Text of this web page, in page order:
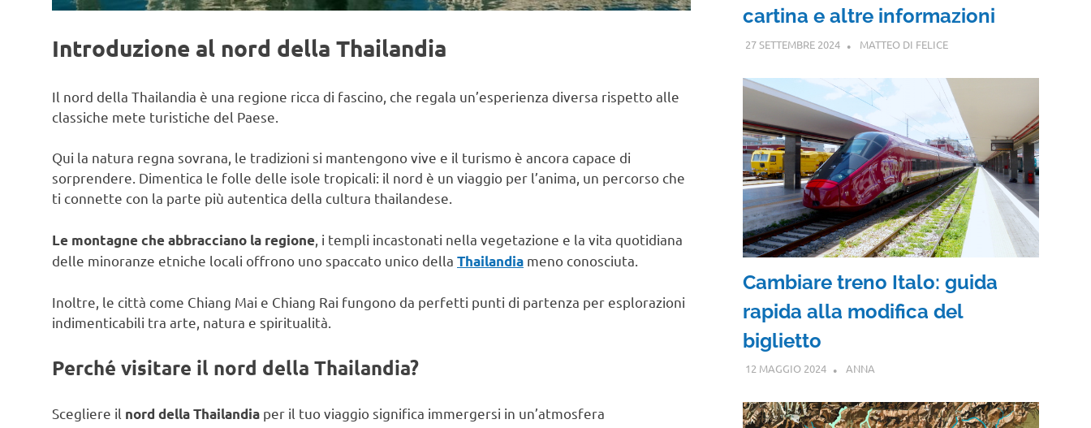
Introduzione al nord della Thailandia
Il nord della Thailandia è una regione ricca di fascino, che regala un’esperienza diversa rispetto alle
classiche mete turistiche del Paese.
Qui la natura regna sovrana, le tradizioni si mantengono vive e il turismo è ancora capace di
sorprendere. Dimentica le folle delle isole tropicali: il nord è un viaggio per l’anima, un percorso che
ti connette con la parte più autentica della cultura thailandese.
Le montagne che abbracciano la regione , i templi incastonati nella vegetazione e la vita quotidiana
delle minoranze etniche locali offrono uno spaccato unico della Thailandia meno conosciuta.
Inoltre, le città come Chiang Mai e Chiang Rai fungono da perfetti punti di partenza per esplorazioni
indimenticabili tra arte, natura e spiritualità.
Perché visitare il nord della Thailandia?
Scegliere il nord della Thailandia per il tuo viaggio significa immergersi in un’atmosfera
cartina e altre informazioni
27 SETTEMBRE 2024 MATTEO DI FELICE
Cambiare treno Italo: guida
rapida alla modifica del
biglietto
12 MAGGIO 2024 ANNA